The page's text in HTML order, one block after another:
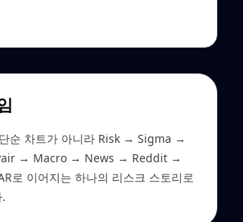
순 차트가 아니라 Risk → Sigma →
→ Macro → News → Reddit →
로 이어지는 하나의 리스크 스토리로